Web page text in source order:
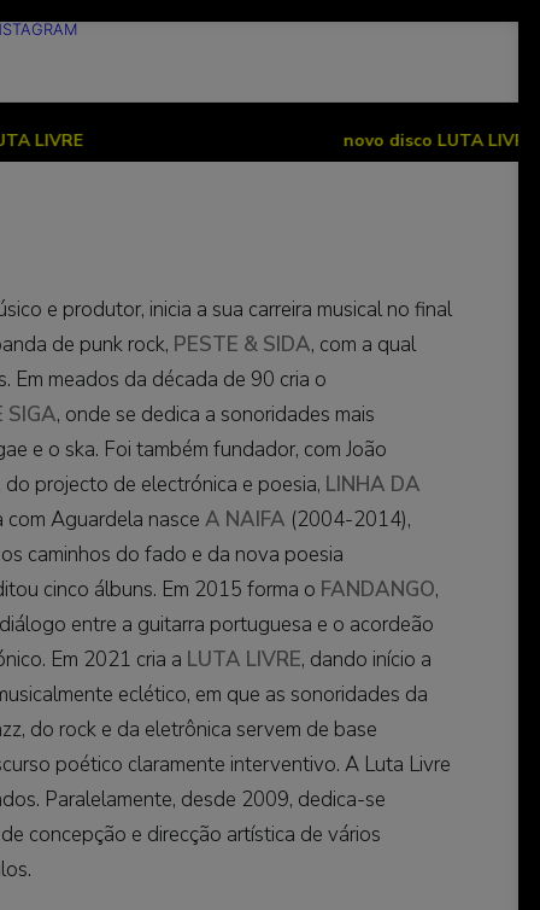
novo disco LUTA LIVRE
e produtor, inicia a sua carreira musical no final
de punk rock, PESTE & SIDA, com a qual
Em meados da década de 90 cria o
SIGA, onde se dedica a sonoridades mais
e o ska. Foi também fundador, com João
projecto de electrónica e poesia, LINHA DA
com Aguardela nasce A NAIFA (2004-2014),
caminhos do fado e da nova poesia
cinco álbuns. Em 2015 forma o FANDANGO,
entre a guitarra portuguesa e o acordeão
Em 2021 cria a LUTA LIVRE, dando início a
eclético, em que as sonoridades da
do rock e da eletrônica servem de base
poético claramente interventivo. A Luta Livre
Paralelamente, desde 2009, dedica-se
concepção e direcção artística de vários